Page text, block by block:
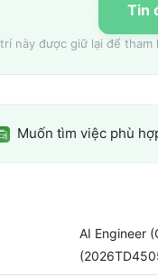
Tin
này được giữ lại để
Muốn tìm việc phù
AI Engineer